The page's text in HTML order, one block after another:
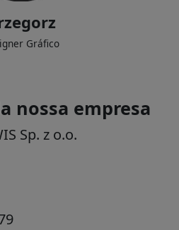
Gráfico
nossa empresa
Sp. z o.o.